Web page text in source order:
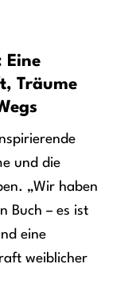
Eine
Träume
und die
„Wir haben
Buch – es ist
eine
weiblicher